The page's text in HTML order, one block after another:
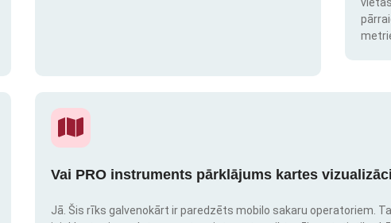
Vai PRO instruments pārklājums kartes
Jā. Šis rīks galvenokārt ir paredzēts mobilo sakaru operatoriem.